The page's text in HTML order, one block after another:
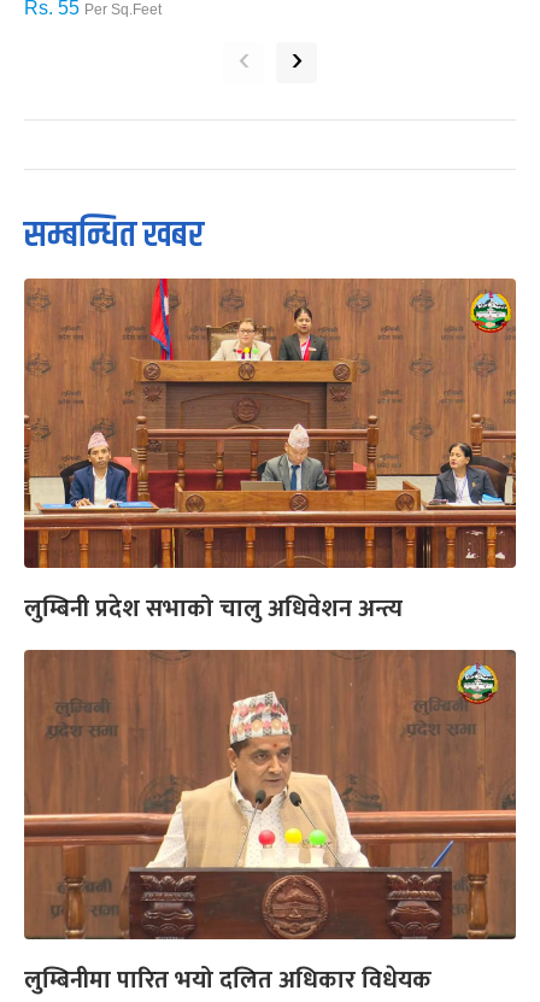
Rs. 55 Per Sq.Feet
‹ ›
सम्बन्धित खबर
लुम्बिनी प्रदेश सभाको चालु अधिवेशन अन्त्य
लुम्बिनीमा पारित भयो दलित अधिकार विधेयक